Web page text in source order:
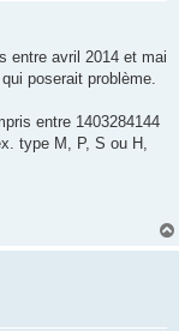
entre avril 2014 et mai
poserait problème.
entre 1403284144
type M, P, S ou H,